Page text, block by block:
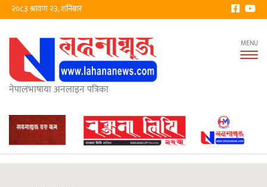
२०८३ श्रावण २३, शनिबार
नेपालभाषाया अनलाइन पत्रिका